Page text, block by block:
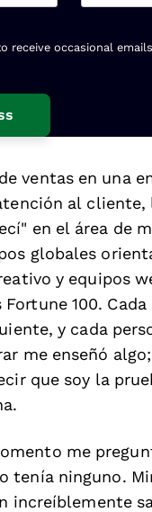
receive occasional
ventas en una
al
en el área de
globales
y equipos
100.
y cada
me enseñó
que soy la
me
tenía ninguno.
increíblemente